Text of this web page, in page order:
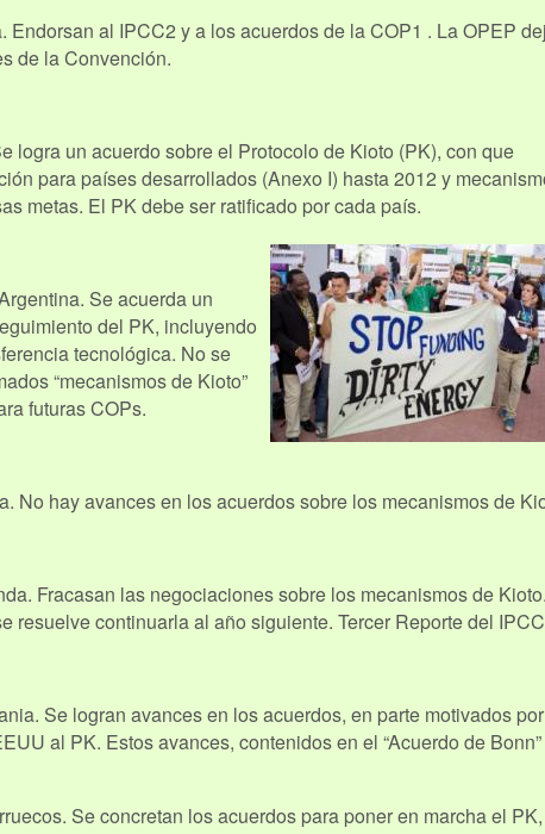
Endorsan al IPCC2 y a los acuerdos de la COP1 . La OPEP
de la Convención.
logra un acuerdo sobre el Protocolo de Kioto (PK), con que
para países desarrollados (Anexo I) hasta 2012 y
metas. El PK debe ser ratificado por cada país.
Se acuerda un
del PK, incluyendo
tecnológica. No se
“mecanismos de Kioto”
futuras COPs.
No hay avances en los acuerdos sobre los mecanismos de
Fracasan las negociaciones sobre los mecanismos de
resuelve continuarla al año siguiente. Tercer Reporte del
Se logran avances en los acuerdos, en parte motivados
al PK. Estos avances, contenidos en el “Acuerdo de
Se concretan los acuerdos para poner en marcha el